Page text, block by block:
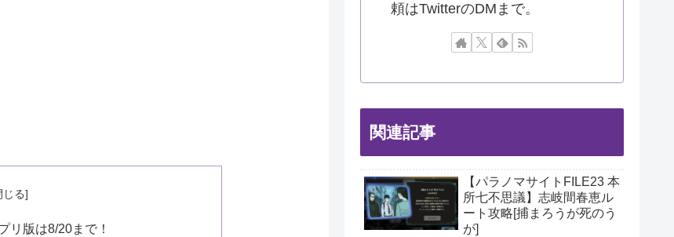
リ版は8/20まで！
頼はTwitterのDMまで。
関連記事
【パラノマサイトFILE23 本
所七不思議】志岐間春恵ル
ート攻略[捕まろうが死のう
が]